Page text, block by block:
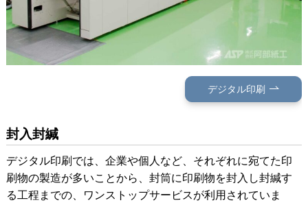
デジタル印刷
封入封緘
デジタル印刷では、企業や個人など、それぞれに宛てた印
刷物の製造が多いことから、封筒に印刷物を封入し封緘す
る工程までの、ワンストップサービスが利用されていま